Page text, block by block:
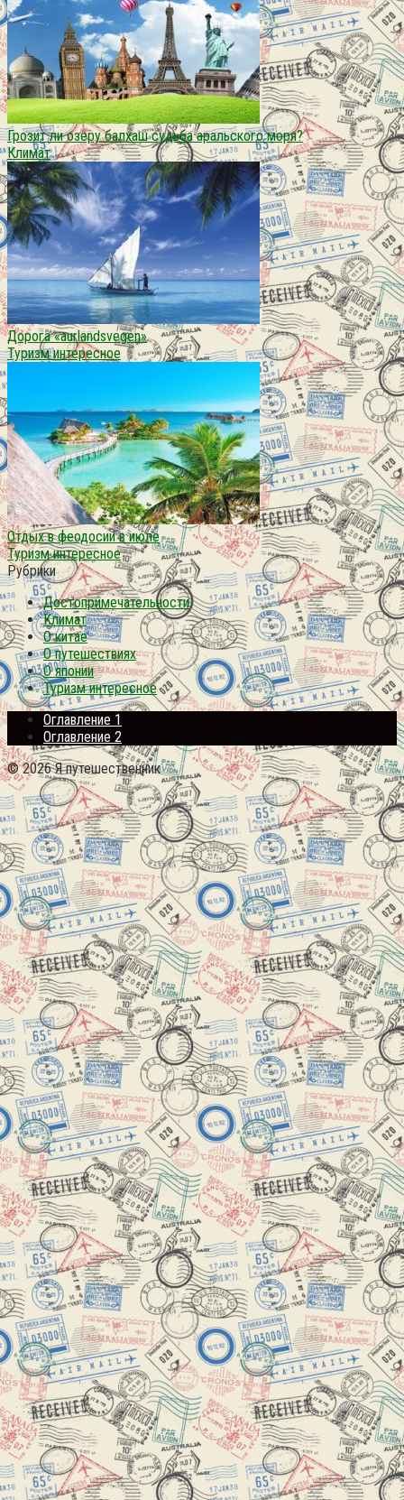
Грозит ли озеру балхаш судьба аральского моря?
Климат
Дорога «aurlandsvegen»
Туризм интересное
Отдых в феодосии в июле
Туризм интересное
Рубрики
Достопримечательности
Климат
О китае
О путешествиях
О японии
Туризм интересное
Оглавление 1
Оглавление 2
© 2026 Я путешественник